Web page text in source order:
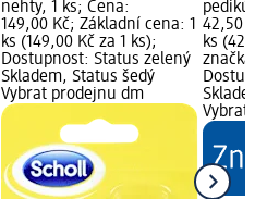
nehty, 1 ks; Cena:
149,00 Kč; Základní cena: 1
ks (149,00 Kč za 1 ks);
Dostupnost: Status zelený
Skladem, Status šedý
Vybrat prodejnu dm
42,50
ks
značka
Vybrat